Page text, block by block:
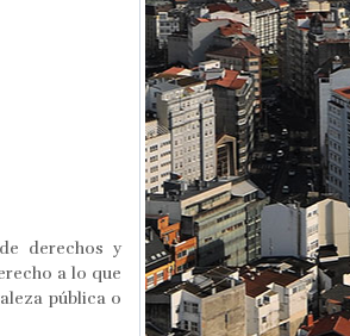
derechos y
a lo que
pública o